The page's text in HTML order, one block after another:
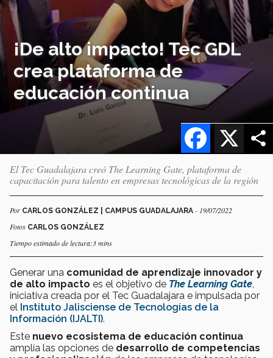
¡De alto impacto! Tec GDL
crea plataforma de
educación continua
X
Facebook
El Tec Guadalajara creó The Learning Gate, plataforma de
capacitación para talento en empresas tecnológicas de la región
Por CARLOS GONZÁLEZ | CAMPUS GUADALAJARA - 19/07/2022
Fotos CARLOS GONZÁLEZ
Tiempo estimado de lectura:3 mins
Generar una comunidad de aprendizaje innovador y
de alto impacto es el objetivo de The Learning Gate
iniciativa creada por el Tec Guadalajara e impulsada por
el Instituto Jalisciense de Tecnologías de la
Información (IJALTI).
Este nuevo ecosistema de educación continua
amplía las opciones de desarrollo de competencias